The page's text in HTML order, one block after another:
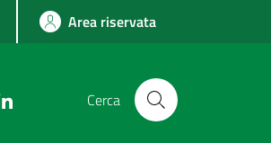
Area riservata
Cerca